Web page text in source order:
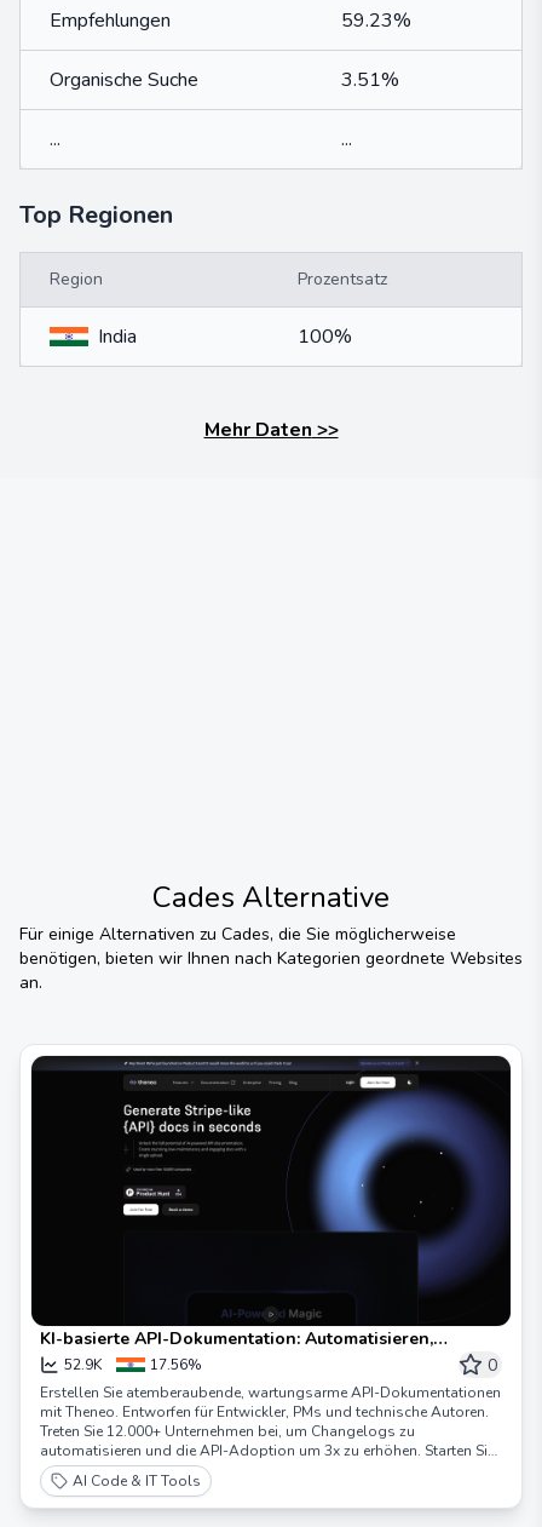
Empfehlungen 59.23%
Organische Suche 3.51%
... ...
Top Regionen
Region Prozentsatz
India 100%
Mehr Daten >>
Cades Alternative
Für einige Alternativen zu Cades, die Sie möglicherweise
benötigen, bieten wir Ihnen nach Kategorien geordnete Websites
an.
KI-basierte API-Dokumentation: Automatisieren,
Zusammenarbeiten, Innovieren | Theneo
52.9K 17.56% 0
Erstellen Sie atemberaubende, wartungsarme API-Dokumentationen
mit Theneo. Entworfen für Entwickler, PMs und technische Autoren.
Treten Sie 12.000+ Unternehmen bei, um Changelogs zu
automatisieren und die API-Adoption um 3x zu erhöhen. Starten Sie
heute kostenlos!
AI Code & IT Tools